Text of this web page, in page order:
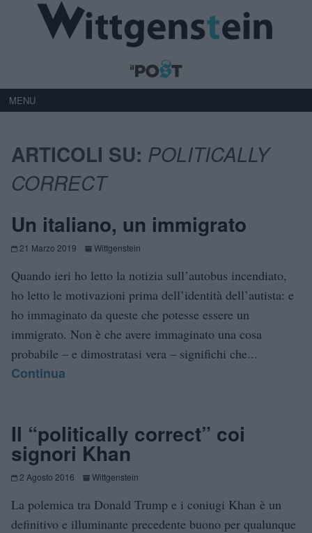
MENU
ARTICOLI SU: POLITICALLY
CORRECT
Un italiano, un immigrato
21 Marzo 2019 Wittgenstein
Quando ieri ho letto la notizia sull’autobus incendiato,
ho letto le motivazioni prima dell’identità dell’autista: e
ho immaginato da queste che potesse essere un
immigrato. Non è che avere immaginato una cosa
probabile – e dimostratasi vera – significhi che...
Continua
Il “politically correct” coi
signori Khan
2 Agosto 2016 Wittgenstein
La polemica tra Donald Trump e i coniugi Khan è un
definitivo e illuminante precedente buono per qualunque